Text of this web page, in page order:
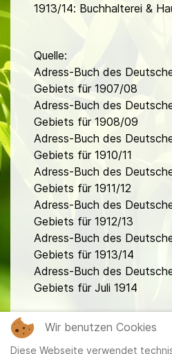
1913/14: Buchhalterei &
Quelle:
Adress-Buch des
Gebiets für 1907/08
Adress-Buch des
Gebiets für 1908/09
Adress-Buch des
Gebiets für 1910/11
Adress-Buch des
Gebiets für 1911/12
Adress-Buch des
Gebiets für 1912/13
Adress-Buch des
Gebiets für 1913/14
Adress-Buch des
Gebiets für Juli 1914
Wir benutzen Cookies
Diese Webseite verwendet